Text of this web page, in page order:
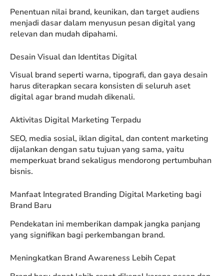
Penentuan nilai brand, keunikan, dan target audiens
menjadi dasar dalam menyusun pesan digital yang
relevan dan mudah dipahami.
Desain Visual dan Identitas Digital
Visual brand seperti warna, tipografi, dan gaya desain
harus diterapkan secara konsisten di seluruh aset
digital agar brand mudah dikenali.
Aktivitas Digital Marketing Terpadu
SEO, media sosial, iklan digital, dan content marketing
dijalankan dengan satu tujuan yang sama, yaitu
memperkuat brand sekaligus mendorong pertumbuhan
bisnis.
Manfaat Integrated Branding Digital Marketing bagi
Brand Baru
Pendekatan ini memberikan dampak jangka panjang
yang signifikan bagi perkembangan brand.
Meningkatkan Brand Awareness Lebih Cepat